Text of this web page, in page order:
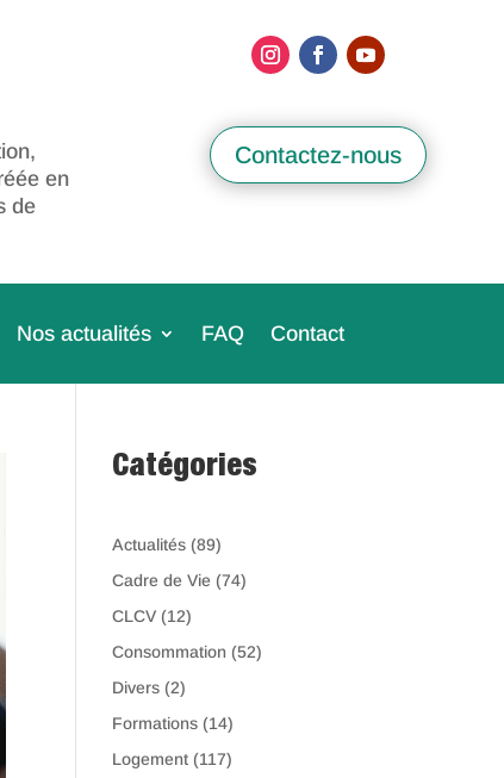
en
de
Contactez-nous
Nos actualités FAQ Contact
Catégories
Actualités (89)
Cadre de Vie (74)
CLCV (12)
Consommation (52)
Divers (2)
Formations (14)
Logement (117)